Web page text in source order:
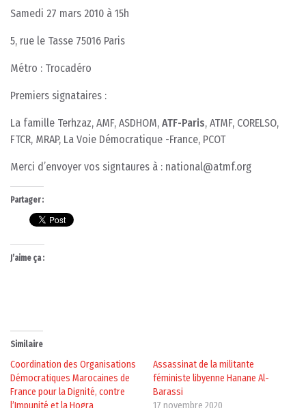
Samedi 27 mars 2010 à 15h
5, rue le Tasse 75016 Paris
Métro : Trocadéro
Premiers signataires :
La famille Terhzaz, AMF, ASDHOM, ATF-Paris, ATMF, CORELSO,
FTCR, MRAP, La Voie Démocratique -France, PCOT
Merci d’envoyer vos signtaures à : national@atmf.org
Partager :
J’aime ça :
Similaire
Coordination des Organisations
Démocratiques Marocaines de
France pour la Dignité, contre
l’Impunité et la Hogra
Assassinat de la militante
féministe libyenne Hanane Al-
Barassi
17 novembre 2020